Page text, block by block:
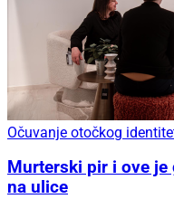
Očuvanje otočkog
Murterski pir i ove
na ulice